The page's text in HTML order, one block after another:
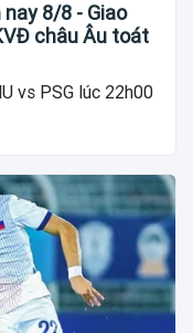
nay 8/8 - Giao
châu Âu toát
vs PSG lúc 22h00